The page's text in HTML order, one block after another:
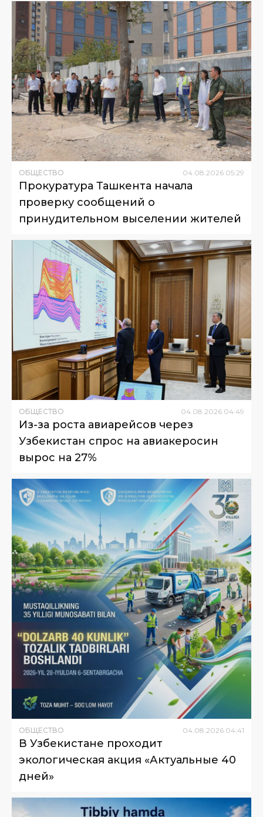
ОБЩЕСТВО 04 08 2026 05:29
Прокуратура Ташкента начала
проверку сообщений о
принудительном выселении жителей
ОБЩЕСТВО 04.08.2026 04:49
Из-за роста авиарейсов через
Узбекистан спрос на авиакеросин
вырос на 27%
ОБЩЕСТВО 04.08.2026 04:41
В Узбекистане проходит
экологическая акция «Актуальные 40
дней»